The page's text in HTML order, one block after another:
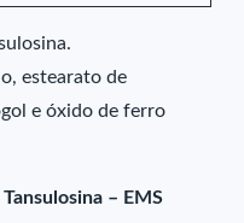
estearato de
e óxido de ferro
– EMS